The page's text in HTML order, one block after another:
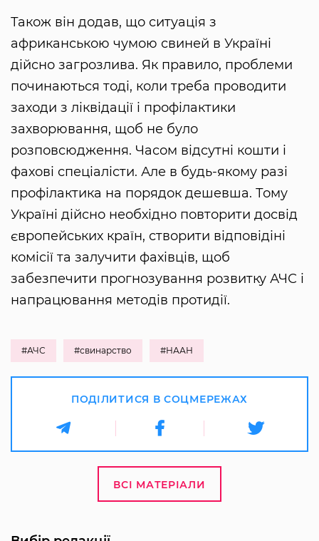
Також він додав, що ситуація з
африканською чумою свиней в Україні
дійсно загрозлива. Як правило, проблеми
починаються тоді, коли треба проводити
заходи з ліквідації і профілактики
захворювання, щоб не було
розповсюдження. Часом відсутні кошти і
фахові спеціалісти. Але в будь-якому разі
профілактика на порядок дешевша. Тому
Україні дійсно необхідно повторити досвід
європейських країн, створити відповідіні
комісії та залучити фахівців, щоб
забезпечити прогнозування розвитку АЧС і
напрацювання методів протидії.
#АЧС #свинарство #НААН
ПОДІЛИТИСЯ В СОЦМЕРЕЖАХ
ВСІ МАТЕРІАЛИ